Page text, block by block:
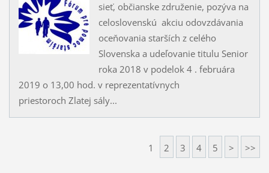
sieť, občianske združenie, pozýva na
celoslovenskú akciu odovzdávania
oceňovania starších z celého
Slovenska a udeľovanie titulu Senior
roka 2018 v podelok 4 . februára
2019 o 13,00 hod. v reprezentatívnych
priestoroch Zlatej sály...
1 2 3 4 5 > >>